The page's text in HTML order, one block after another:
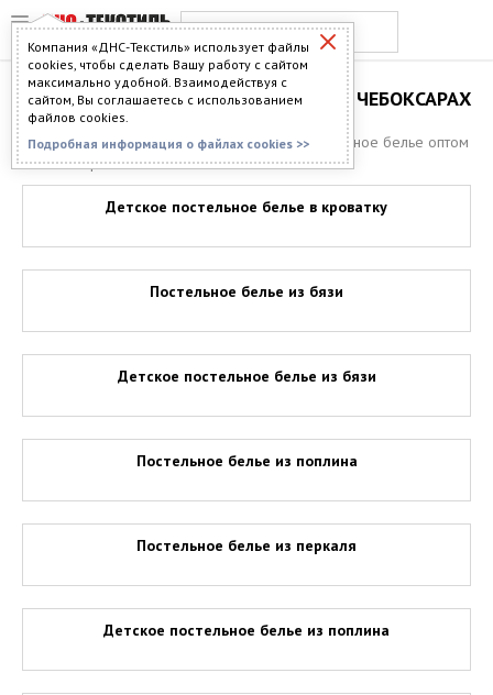
Компания «ДНС-Текстиль» использует файлы
cookies, чтобы сделать Вашу работу с сайтом
максимально удобной. Взаимодействуя с
сайтом, Вы соглашаетесь с использованием
файлов cookies.
Подробная информация о файлах cookies >>
ПОСТЕЛЬНОЕ БЕЛЬЕ ОПТОМ В ЧЕБОКСАРАХ
Главная >Каталог>Постельное бельё> Постельное белье оптом
в Чебоксарах
Детское постельное белье в кроватку
Постельное белье из бязи
Детское постельное белье из бязи
Постельное белье из поплина
Постельное белье из перкаля
Детское постельное белье из поплина